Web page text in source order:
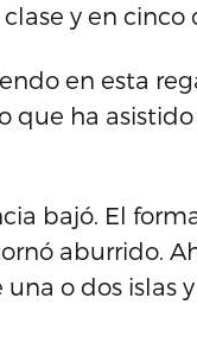
y en cinco
en esta
ha
bajó. El
aburrido.
o dos islas